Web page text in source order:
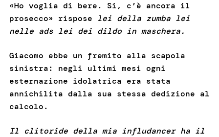
«Ho voglia di bere. Si, c’è ancora il
prosecco» rispose lei della zumba lei
nelle ads lei dei dildo in maschera.
Giacomo ebbe un fremito alla scapola
sinistra: negli ultimi mesi ogni
esternazione idolatrica era stata
annichilita dalla sua stessa dedizione al
calcolo.
Il clitoride della mia infludancer ha il